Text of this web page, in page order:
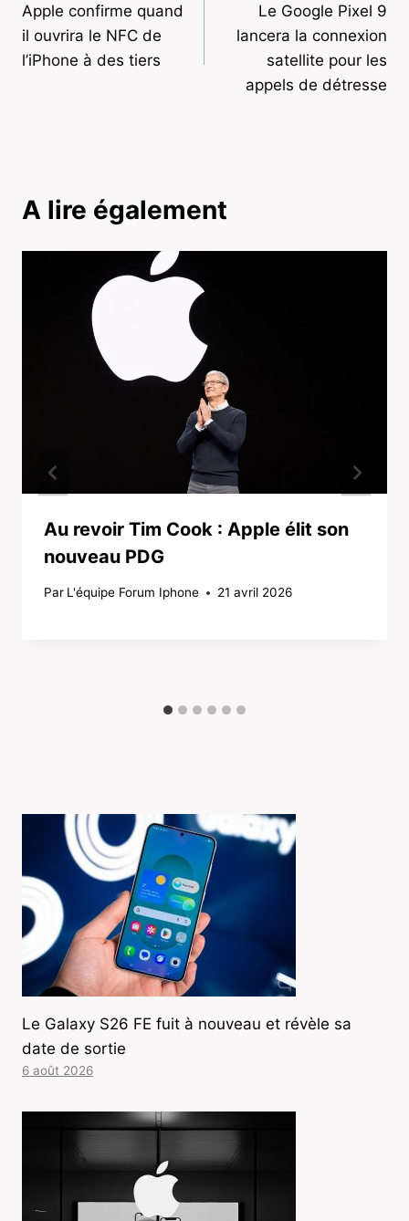
de
l’article
Apple confirme quand
il ouvrira le NFC de
l’iPhone à des tiers
Le Google Pixel 9
lancera la connexion
satellite pour les
appels de détresse
A lire également
Au revoir Tim Cook : Apple élit son
nouveau PDG
Par L'équipe Forum Iphone 21 avril 2026
Le Galaxy S26 FE fuit à nouveau et révèle sa
date de sortie
6 août 2026